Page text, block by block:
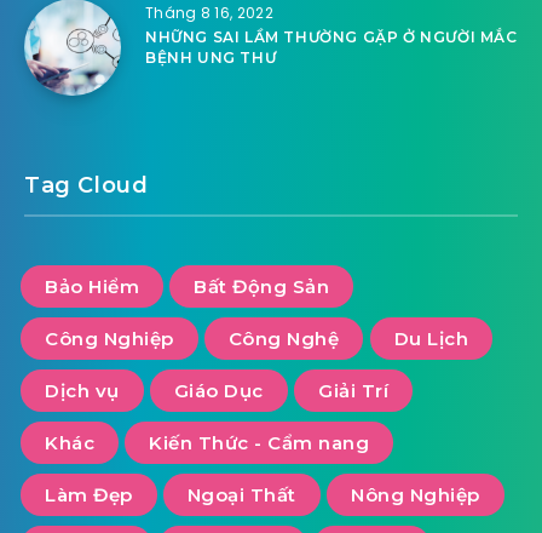
Tháng 8 16, 2022
NHỮNG SAI LẦM THƯỜNG GẶP Ở NGƯỜI MẮC
BỆNH UNG THƯ
Tag Cloud
Bảo Hiểm Bất Động Sản
Công Nghiệp Công Nghệ Du Lịch
Dịch vụ Giáo Dục Giải Trí
Khác Kiến Thức - Cẩm nang
Làm Đẹp Ngoại Thất Nông Nghiệp